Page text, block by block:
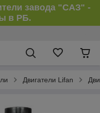
завода "САЗ" -
в РБ.
Двигатели Lifan